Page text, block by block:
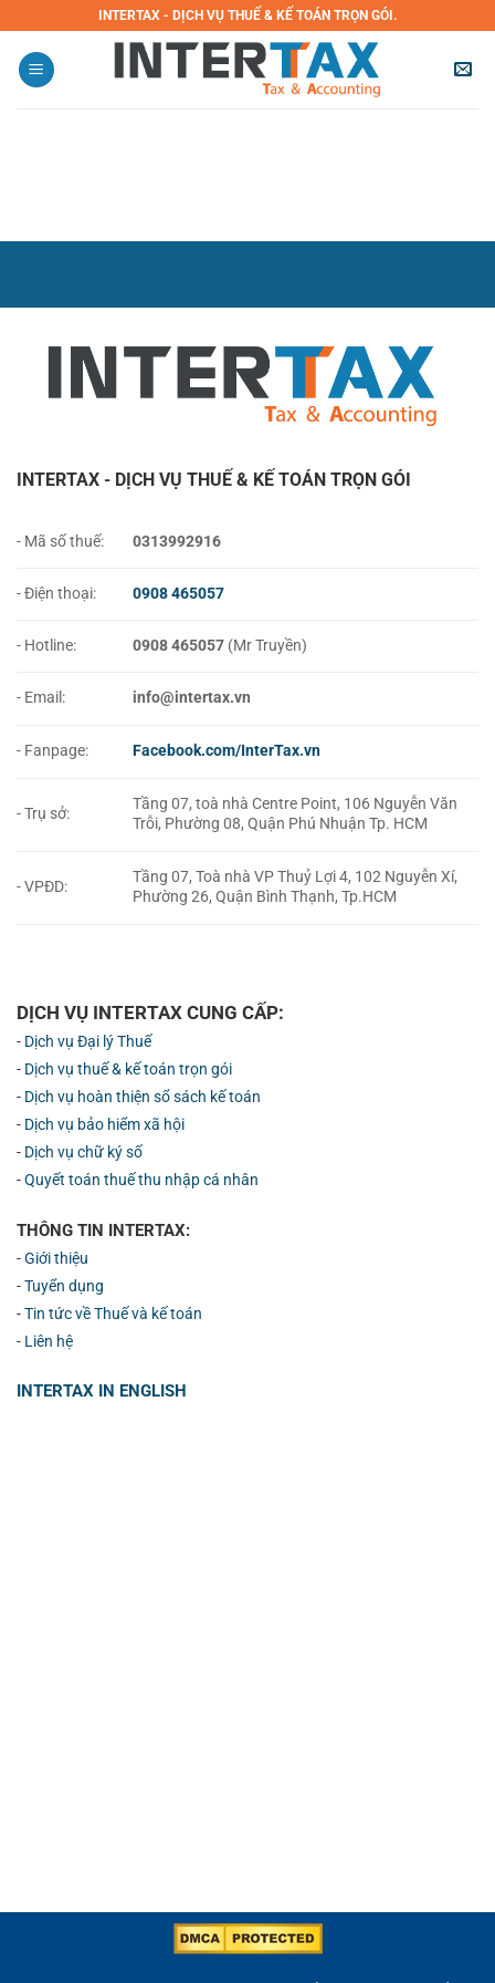
nội
INTERTAX - DỊCH VỤ THUẾ & KẾ TOÁN TRỌN GÓI.
INTERTAX - DỊCH VỤ THUẾ & KẾ TOÁN TRỌN GÓI
- Mã số thuế: 0313992916
- Điện thoại: 0908 465057
- Hotline: 0908 465057 (Mr Truyền)
- Email: info@intertax.vn
- Fanpage: Facebook.com/InterTax.vn
- Trụ sở:
Tầng 07, toà nhà Centre Point, 106 Nguyễn Văn
Trỗi, Phường 08, Quận Phú Nhuận Tp. HCM
- VPĐD:
Tầng 07, Toà nhà VP Thuỷ Lợi 4, 102 Nguyễn Xí,
Phường 26, Quận Bình Thạnh, Tp.HCM
DỊCH VỤ INTERTAX CUNG CẤP:
- Dịch vụ Đại lý Thuế
- Dịch vụ thuế & kế toán trọn gói
- Dịch vụ hoàn thiện sổ sách kế toán
- Dịch vụ bảo hiểm xã hội
- Dịch vụ chữ ký số
-Quyết toán thuế thu nhập cá nhân
THÔNG TIN INTERTAX:
-Giới thiệu
-Tuyển dụng
-Tin tức về Thuế và kế toán
- Liên hệ
INTERTAX IN ENGLISH